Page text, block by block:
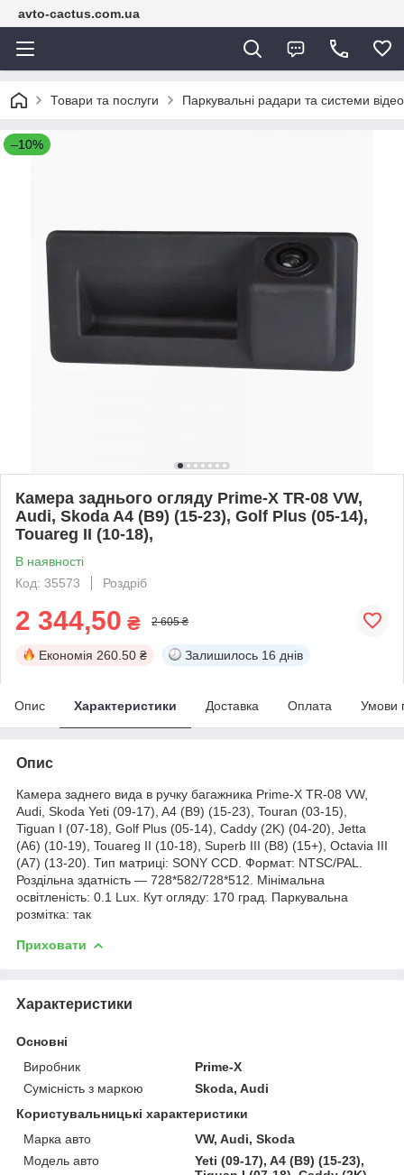
avto-cactus.com.ua
Товари та послуги Паркувальні радари та системи
–10%
Камера заднього огляду Prime-X TR-08 VW,
Audi, Skoda A4 (B9) (15-23), Golf Plus (05-14),
Touareg II (10-18),
В наявності
Код: 35573
Роздріб
2 344,50 ₴ 2 605 ₴
Економія 260.50 ₴ Залишилось 16 днів
Опис Характеристики Доставка Оплата Умови
Опис
Камера заднего вида в ручку багажника Prime-X TR-08 VW,
Audi, Skoda Yeti (09-17), A4 (B9) (15-23), Touran (03-15),
Tiguan I (07-18), Golf Plus (05-14), Caddy (2K) (04-20), Jetta
(A6) (10-19), Touareg II (10-18), Superb III (B8) (15+), Octavia III
(A7) (13-20). Тип матриці: SONY CCD. Формат: NTSC/PAL.
Роздільна здатність — 728*582/728*512. Мінімальна
освітленість: 0.1 Lux. Кут огляду: 170 град. Паркувальна
розмітка: так
Приховати
Характеристики
Основні
Виробник
Prime-X
Сумісність з маркою
Skoda, Audi
Користувальницькі характеристики
Марка авто
VW, Audi, Skoda
Модель авто
Yeti (09-17), A4 (B9) (15-23),